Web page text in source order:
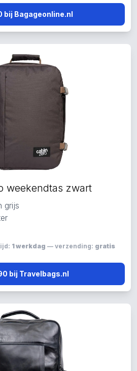
bij Bagageonline.nl
weekendtas zwart
grijs
1 werkdag — verzending: gratis
bij Travelbags.nl